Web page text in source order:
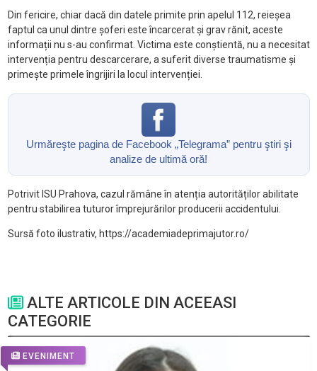
Din fericire, chiar dacă din datele primite prin apelul 112, reieșea
faptul ca unul dintre șoferi este încarcerat și grav rănit, aceste
informații nu s-au confirmat. Victima este conștientă, nu a necesitat
intervenția pentru descarcerare, a suferit diverse traumatisme și
primește primele îngrijiri la locul intervenției.
Urmăreşte pagina de Facebook „Telegrama” pentru ştiri şi
analize de ultimă oră!
Potrivit ISU Prahova, cazul rămâne în atenția autorităților abilitate
pentru stabilirea tuturor împrejurărilor producerii accidentului.
Sursă foto ilustrativ, https://academiadeprimajutor.ro/
ALTE ARTICOLE DIN ACEEASI
CATEGORIE
EVENIMENT